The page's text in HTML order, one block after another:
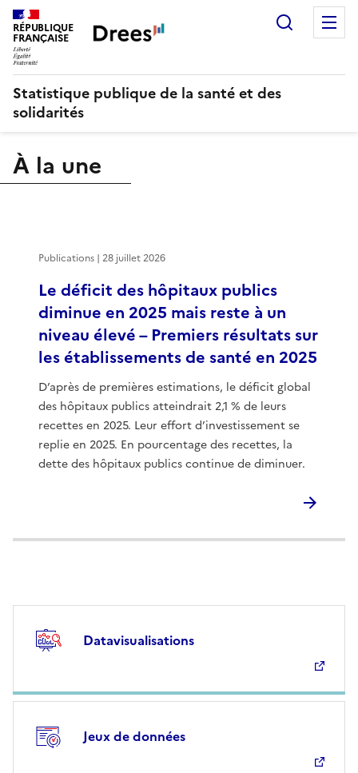
RÉPUBLIQUE
FRANÇAISE
Statistique publique de la santé et des
solidarités
À la une
Le déficit des hôpitaux publics
diminue en 2025 mais reste à un
niveau élevé – Premiers résultats sur
les établissements de santé en 2025
D’après de premières estimations, le déficit global
des hôpitaux publics atteindrait 2,1 % de leurs
recettes en 2025. Leur effort d’investissement se
replie en 2025. En pourcentage des recettes, la
dette des hôpitaux publics continue de diminuer.
Publications | 28 juillet 2026
Datavisualisations
Jeux de données